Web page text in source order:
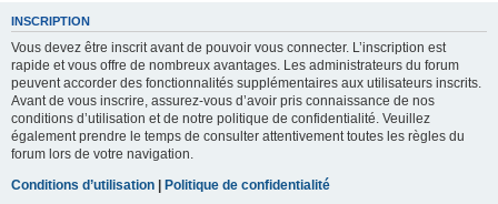
INSCRIPTION
Vous devez être inscrit avant de pouvoir vous connecter. L’inscription est
rapide et vous offre de nombreux avantages. Les administrateurs du forum
peuvent accorder des fonctionnalités supplémentaires aux utilisateurs inscrits.
Avant de vous inscrire, assurez-vous d’avoir pris connaissance de nos
conditions d’utilisation et de notre politique de confidentialité. Veuillez
également prendre le temps de consulter attentivement toutes les règles du
forum lors de votre navigation.
Conditions d’utilisation | Politique de confidentialité